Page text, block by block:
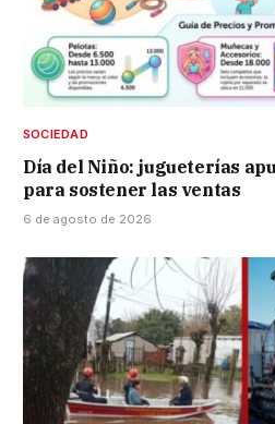
SOCIEDAD
Día del Niño: jugueterías
para sostener las ventas
6 de agosto de 2026